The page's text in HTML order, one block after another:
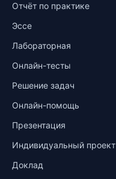
Отчёт по практике
Эссе
Лабораторная
Онлайн-тесты
Решение задач
Онлайн-помощь
Презентация
Индивидуальный проект
Доклад